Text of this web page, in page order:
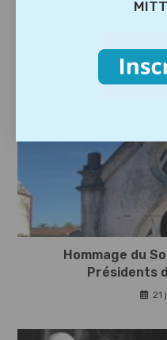
FESTIVAL PRISE DE
Hommage du
Présidents
21